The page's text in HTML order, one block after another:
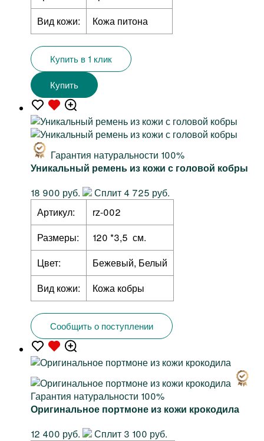
Вид кожи:
Кожа питона
Купить в 1 клик
Купить
Гарантия натуральности 100%
Уникальный ремень из кожи с головой кобры
18 900 руб.
Сплит 4 725 руб.
Артикул:
rz-002
Размеры:
120 *3,5 см.
Цвет:
Бежевый, Белый
Вид кожи:
Кожа кобры
Сообщить о поступлении
Гарантия натуральности 100%
Оригинальное портмоне из кожи крокодила
12 400 руб.
Сплит 3 100 руб.